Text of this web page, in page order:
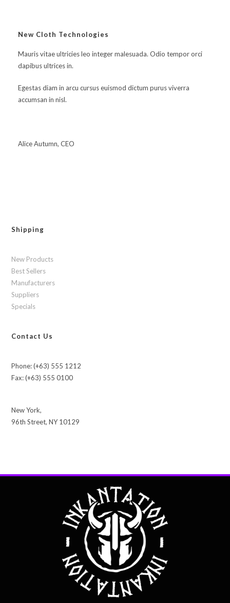
New Cloth Technologies
Mauris vitae ultricies leo integer malesuada. Odio tempor orci
dapibus ultrices in.
Egestas diam in arcu cursus euismod dictum purus viverra
accumsan in nisl.
Alice Autumn, CEO
Shipping
New Products
Best Sellers
Manufacturers
Suppliers
Specials
Contact Us
Phone: (+63) 555 1212
Fax: (+63) 555 0100
New York,
96th Street, NY 10129